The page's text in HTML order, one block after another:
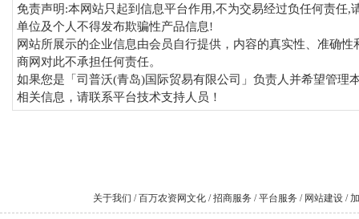
免责声明:本网站只起到信息平台作用,不为交易经过负任何责任,
单位及个人不得发布欺骗性产品信息!
网站所展示的企业信息由会员自行提供，内容的真实性、准确
商网对此不承担任何责任。
如果您是「司普沃(青岛)国际贸易有限公司」负责人并希望管理
相关信息，请联系平台技术支持人员！
关于我们 /百万农资网文化 /招商服务 /平台服务 / 网站建设 /